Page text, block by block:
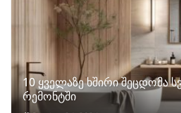
10 ყველაზე ხშირი შეცდომა
რემონტში